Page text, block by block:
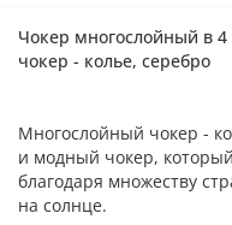
Чокер многослойный в
чокер - колье, серебро
Многослойный чокер -
и модный чокер,
благодаря множеству
на солнце.